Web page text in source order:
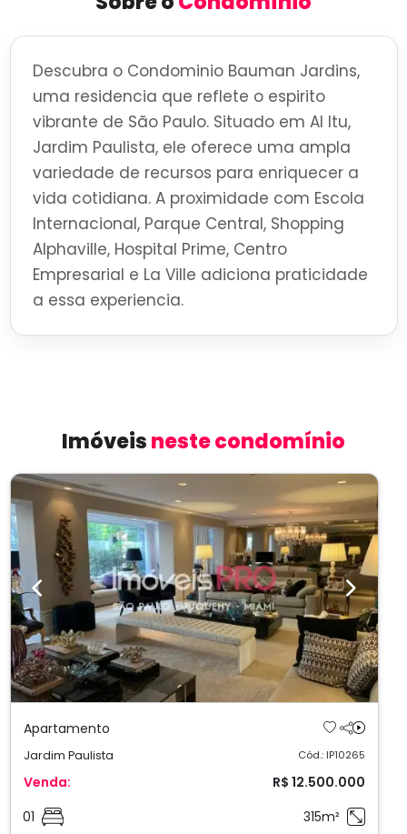
Descubra o Condominio Bauman Jardins,
uma residencia que reflete o espirito
vibrante de São Paulo. Situado em Al Itu,
Jardim Paulista, ele oferece uma ampla
variedade de recursos para enriquecer a
vida cotidiana. A proximidade com Escola
Internacional, Parque Central, Shopping
Alphaville, Hospital Prime, Centro
Empresarial e La Ville adiciona praticidade
a essa experiencia.
Imóveisneste condomínio
Previous Next
Apartamento
Jardim Paulista Cód.: IP10265
Venda:
R$ 12.500.000
01
315m²